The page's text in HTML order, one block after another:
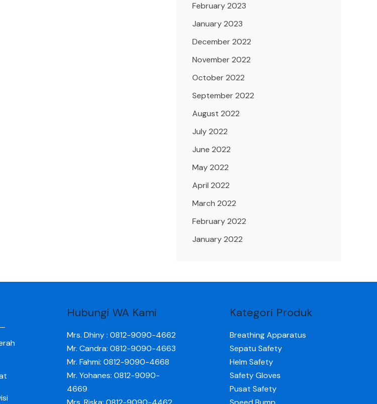
February 2023
January 2023
December 2022
November 2022
October 2022
September 2022
August 2022
July 2022
June 2022
May 2022
April 2022
March 2022
February 2022
January 2022
Hubungi WA Kami
Mrs. Dhiny : 0812-9090-4662
Mr. Candra: 0812-9090-4663
Mr. Fahmi: 0812-9090-4668
Mr. Yohanes: 0812-9090-
4669
Kategori Produk
Breathing Apparatus
Sepatu Safety
Helm Safety
Safety Gloves
Pusat Safety